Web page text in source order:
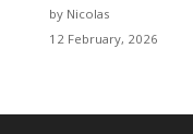
by Nicolas
12 February, 2026